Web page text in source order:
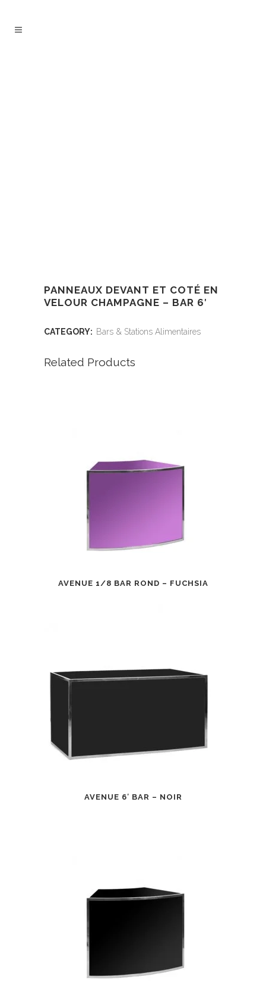
PANNEAUX DEVANT ET COTÉ EN
VELOUR CHAMPAGNE – BAR 6′
CATEGORY: Bars & Stations Alimentaires
Related Products
AVENUE 1/8 BAR ROND – FUCHSIA
AVENUE 6′ BAR – NOIR